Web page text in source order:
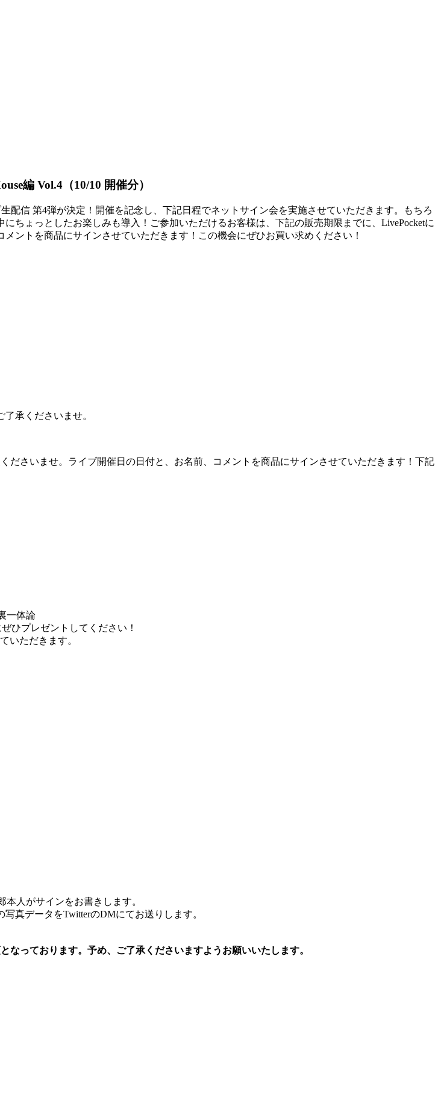
編 Vol.4（10/10 開催分）
配信 第4弾が決定！開催を記念し、下記日程でネットサイン会を実施させていただきます。もちろ
ちょっとしたお楽しみも導入！ご参加いただけるお客様は、下記の販売期限までに、LivePocketに
ントを商品にサインさせていただきます！この機会にぜひお買い求めください！
承くださいませ。
ださいませ。ライブ開催日の日付と、お名前、コメントを商品にサインさせていただきます！下記
一体論
ひプレゼントしてください！
いただきます。
本人がサインをお書きします。
真データをTwitterのDMにてお送りします。
っております。予め、ご了承くださいますようお願いいたします。